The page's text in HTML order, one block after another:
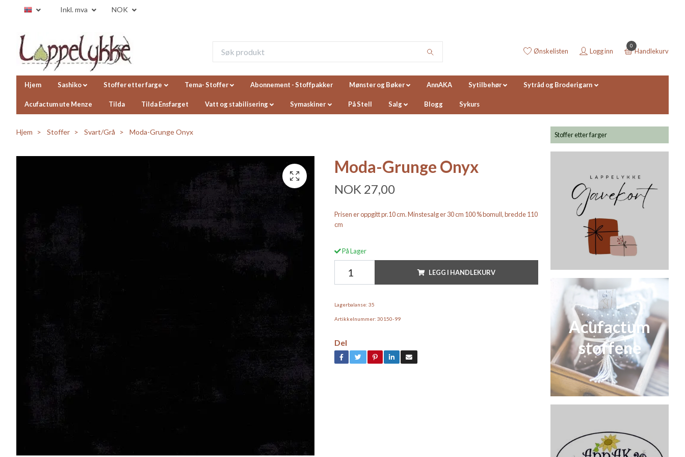
Inkl. mva NOK
Ønskelisten Logg inn
0
Handlekurv
Hjem Sashiko Stoffer etter farge Tema- Stoffer Abonnement - Stoffpakker Mønster og Bøker AnnAKA Sytilbehør Sytråd og Broderigarn
Acufactum ute Menze Tilda Tilda Ensfarget Vatt og stabilisering Symaskiner På Stell Salg Blogg Sykurs
Stoffer etter farger
Acufactum
stoffene
Hjem Stoffer Svart/Grå Moda-Grunge Onyx
Moda-Grunge Onyx
NOK 27,00
Prisen er oppgitt pr.10 cm. Minstesalg er 30 cm 100 % bomull, bredde 110
cm
På Lager
LEGG I HANDLEKURV
Lagerbalanse: 35
Artikkelnummer: 30150-99
Del